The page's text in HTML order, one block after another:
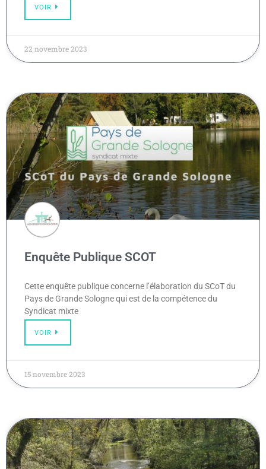
VOIR
22 novembre 2023
Enquête Publique SCOT
Cette enquête publique concerne l’élaboration du SCoT du
Pays de Grande Sologne qui est de la compétence du
Syndicat mixte
VOIR
15 novembre 2023